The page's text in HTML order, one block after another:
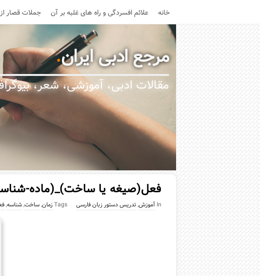
خانه علائم افسردگی و راه های غلبه بر آن جملات قصار
مرجع ادبی ایران.
مقالات ادبی، آموزشی، شعر،
فعل(صیغه یا ساخت)_(ماده-
In آموزش,تدریس دستور زبان فارسی Tagsزمان,ساخت,شناسه,